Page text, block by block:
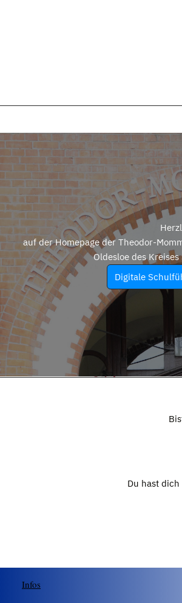
auf der Homepage der Theodor-
Oldesloe des
Digitale
Du hast
Infos